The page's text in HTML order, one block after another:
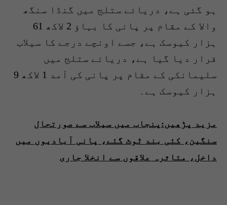
ہو گئی ہے، دریائے ستلج میں گنڈا سنگھ
والا کے مقام پر پانی کا بہاؤ 2 لاکھ 61
ہزار کیوسک ہے، جسے اونچے درجے کا سیلاب
قرار دیا گیا ہے، دریائے ستلج میں
سلیمانکی کے مقام پر پانی کی آمد 1 لاکھ 9
ہزار کیوسک ہے۔
مزید پڑھیں:پنجاب میں سیلاب سے صورتحال
سنگین، کئی بند ٹوٹ گئے، پانی آبادیوں میں
داخل، متاثرہ علاقوں سے انخلا جاری